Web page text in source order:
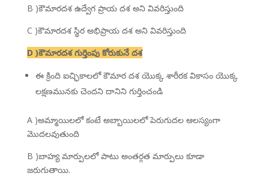
B )కౌమారదశ ఉద్వేగ ప్రాయ దశ అని వివరిస్తుంది
C )కౌమారదశ స్థిర అభిప్రాయ దశ అని వివరిస్తుంది
D )కౌమారదశ గుర్తింపు కోరుకునే దశ
ఈ క్రింది ఐచ్ఛికాలలో కౌమార దశ యొక్క శారీరక వికాసం యొక్క
లక్షణమునకు చెందని దానిని గుర్తించండి
A )అమ్మాయిలలో కంటే అబ్బాయిలలో పెరుగుదల ఆలస్యంగా
మొదలవుతుంది
B )బాహ్య మార్పులలో పాటు అంతర్గత మార్పులు కూడా
జరుగుతాయి.